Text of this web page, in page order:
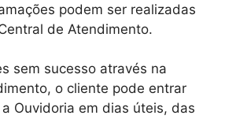
podem ser realizadas
de Atendimento.
sem sucesso através na
o cliente pode entrar
Ouvidoria em dias úteis, das